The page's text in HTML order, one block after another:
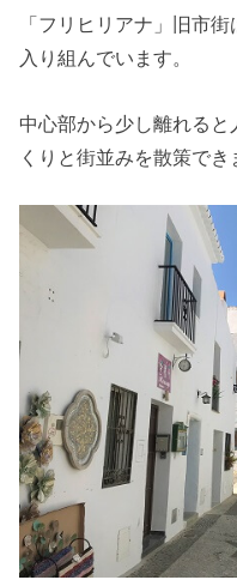
「フリヒリアナ」旧市街
入り組んでいます。
中心部から少し離れる
くりと街並みを散策でき